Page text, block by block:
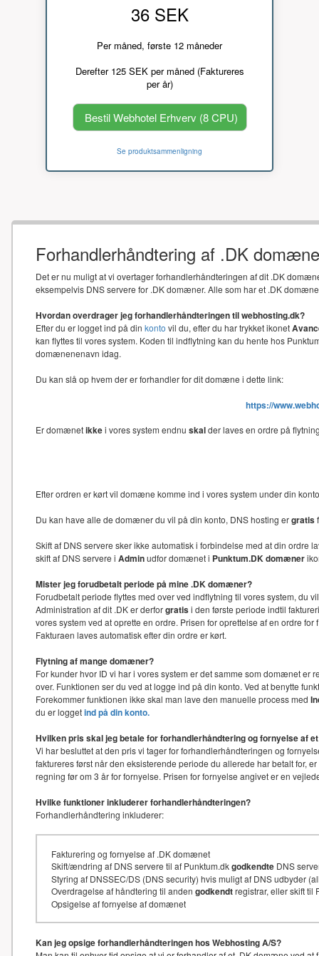
36 SEK
Per måned, første 12 måneder
Derefter 125 SEK per måned (Faktureres
per år)
Bestil Webhotel Erhverv (8 CPU)
Se produktsammenligning
Forhandlerhåndtering af .DK
Det er nu muligt at vi overtager forhandlerhåndteringen af dit .DK
eksempelvis DNS servere for .DK domæner. Alle som har et .DK
Hvordan overdrager jeg forhandlerhåndteringen til webhosting.dk?
Efter du er logget ind på din konto vil du, efter du har trykket ikonet
kan flyttes til vores system. Koden til indflytning kan du hente hos
domænenenavn idag.
Du kan slå op hvem der er forhandler for dit domæne i dette link:
https://
Er domænetikkei vores system endnu skalder laves en ordre på
Efter ordren er kørt vil domæne komme ind i vores system under din
Du kan have alle de domæner du vil på din konto, DNS hosting ergratis
Skift af DNS servere sker ikke automatisk i forbindelse med at din
skift af DNS servere i Adminudfor domænet i Punktum.DK domæner
Mister jeg forudbetalt periode på mine .DK domæner?
Forudbetalt periode flyttes med over ved indflytning til vores system,
Administration af dit .DK er derforgratisi den første periode indtil
vores system ved at oprette en ordre. Prisen for oprettelse af en ordre
Fakturaen laves automatisk efter din ordre er kørt.
Flytning af mange domæner?
For kunder hvor ID vi har i vores system er det samme som domænet
over. Funktionen ser du ved at logge ind på din konto. Ved at benytte
Forekommer funktionen ikke skal man lave den manuelle process med
du er loggetind på din konto.
Hvilken pris skal jeg betale for forhandlerhåndtering og fornyelse af
Vi har besluttet at den pris vi tager for forhandlerhåndteringen og
faktureres først når den eksisterende periode du allerede har betalt for,
regning før om 3 år for fornyelse. Prisen for fornyelse angivet er en
Hvilke funktioner inkluderer forhandlerhåndteringen?
Forhandlerhåndtering inkluderer:
Fakturering og fornyelse af .DK domænet
Skift/ændring af DNS servere til af Punktum.dkgodkendte DNS
Styring af DNSSEC/DS (DNS security) hvis muligt af DNS udbyder
Overdragelse af håndtering til anden godkendtregistrar, eller skift til
Opsigelse af fornyelse af domænet
Kan jeg opsige forhandlerhåndteringen hos Webhosting A/S?